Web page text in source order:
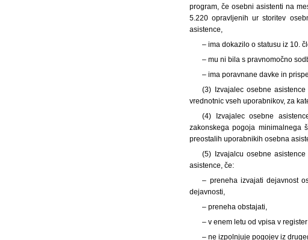
program, če osebni asistenti na
5.220 opravljenih ur storitev
asistence,
– ima dokazilo o statusu iz 10.
– mu ni bila s pravnomočno
– ima poravnane davke in
(3) Izvajalec osebne
vrednotnic vseh uporabnikov, za
(4) Izvajalec osebne
zakonskega pogoja minimalnega
preostalih uporabnikih osebna
(5) Izvajalcu osebne
asistence, če:
– preneha izvajati dejavnost
dejavnosti,
– preneha obstajati,
– v enem letu od vpisa v
– ne izpolnjuje pogojev iz